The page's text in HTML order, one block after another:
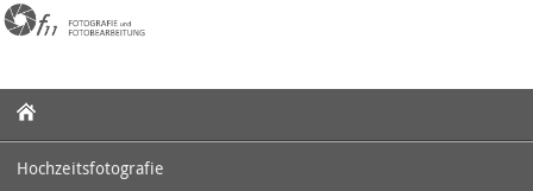
Zum
Inhalt
Zum
Inhalt
Hochzeitsfotografie